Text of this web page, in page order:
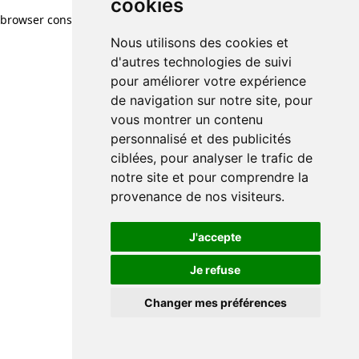
cookies
Nous utilisons des cookies et
d'autres technologies de suivi
pour améliorer votre expérience
de navigation sur notre site, pour
vous montrer un contenu
personnalisé et des publicités
ciblées, pour analyser le trafic de
notre site et pour comprendre la
provenance de nos visiteurs.
J'accepte
Je refuse
Changer mes préférences
browser console for more information)